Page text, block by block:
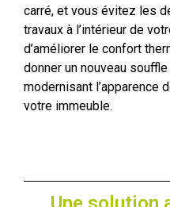
carré, et vous évitez les
travaux à l’intérieur de
d’améliorer le confort
donner un nouveau
modernisant l’apparence
votre immeuble.